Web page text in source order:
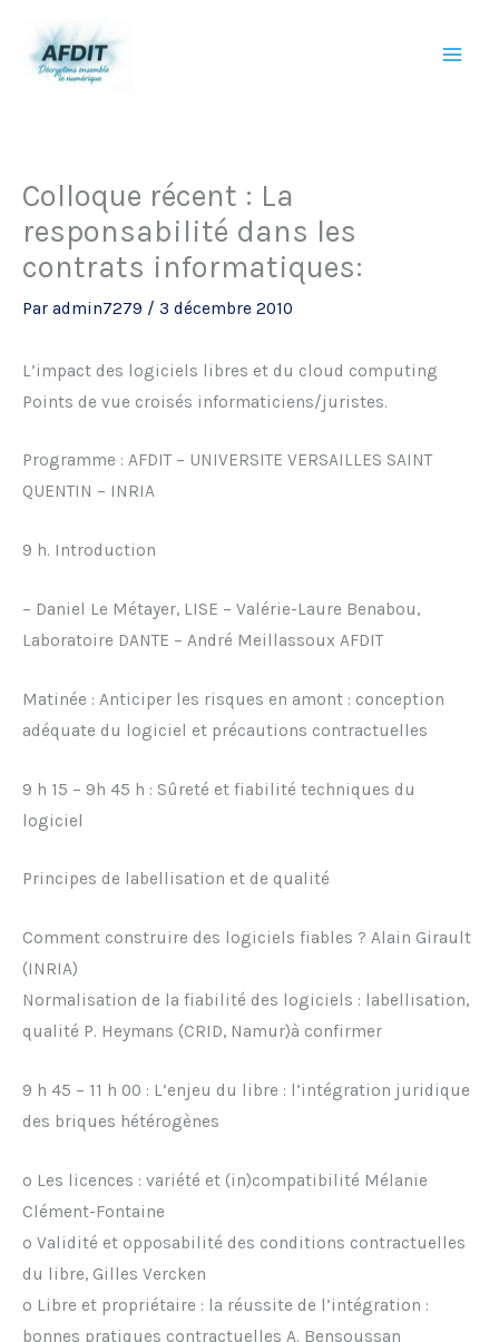
contenu
Colloque récent : La
responsabilité dans les
contrats informatiques:
Par admin7279 / 3 décembre 2010
L’impact des logiciels libres et du cloud computing
Points de vue croisés informaticiens/juristes.
Programme : AFDIT – UNIVERSITE VERSAILLES SAINT
QUENTIN – INRIA
9 h. Introduction
– Daniel Le Métayer, LISE – Valérie-Laure Benabou,
Laboratoire DANTE – André Meillassoux AFDIT
Matinée : Anticiper les risques en amont : conception
adéquate du logiciel et précautions contractuelles
9 h 15 – 9h 45 h : Sûreté et fiabilité techniques du
logiciel
Principes de labellisation et de qualité
Comment construire des logiciels fiables ? Alain Girault
(INRIA)
Normalisation de la fiabilité des logiciels : labellisation,
qualité P. Heymans (CRID, Namur)à confirmer
9 h 45 – 11 h 00 : L’enjeu du libre : l’intégration juridique
des briques hétérogènes
o Les licences : variété et (in)compatibilité Mélanie
Clément-Fontaine
o Validité et opposabilité des conditions contractuelles
du libre, Gilles Vercken
o Libre et propriétaire : la réussite de l’intégration :
bonnes pratiques contractuelles A. Bensoussan